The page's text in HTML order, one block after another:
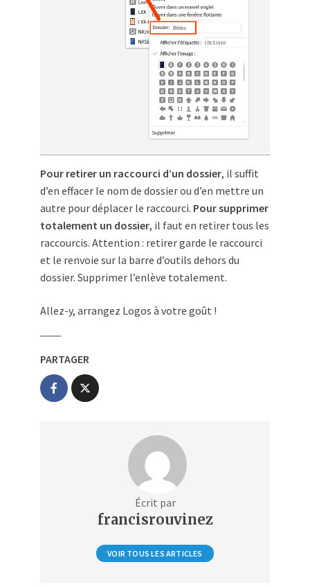
Pour retirer un raccourci d’un dossier, il suffit
d’en effacer le nom de dossier ou d’en mettre un
autre pour déplacer le raccourci. Pour supprimer
totalement un dossier, il faut en retirer tous les
raccourcis. Attention : retirer garde le raccourci
et le renvoie sur la barre d’outils dehors du
dossier. Supprimer l’enlève totalement.
Allez-y, arrangez Logos à votre goût !
PARTAGER
Écrit par
francisrouvinez
VOIR TOUS LES ARTICLES